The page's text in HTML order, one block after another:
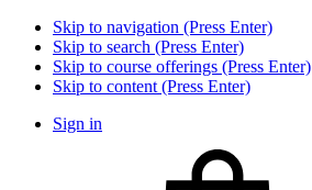
Skip to navigation (Press Enter)
Skip to search (Press Enter)
Skip to course offerings (Press Enter)
Skip to content (Press Enter)
Sign in